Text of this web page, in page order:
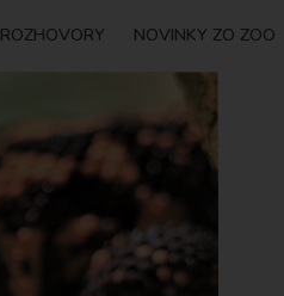
ROZHOVORY NOVINKY ZO ZOO